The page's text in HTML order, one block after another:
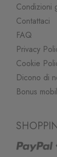
Condizioni
Contattaci
FAQ
Privacy
Cookie
Dicono di
Bonus